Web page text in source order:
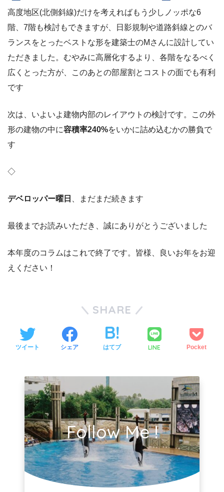
高度地区(北側斜線)だけを考えればもう少しノッポな6
階、7階も検討もできますが、日影規制や道路斜線とのバ
ランスをとったベストな形を建築士のMさんに設計してい
ただきました。むやみに高層化するより、各階をなるべく
広くとった方が、このあとの部屋割とコストの面でも有利
です
次は、いよいよ建物内部のレイアウトの検討です。この外
形の建物の中に容積率240%をいかに詰め込むかの勝負で
す
◇
デベロッパー曜日 、まだまだ続きます
最後までお読みいただき、誠にありがとうございました
本年度のコラムはこれで終了です。皆様、良いお年をお迎
えください！
SHARE
ツイート シェア はてブ LINE Pocket
Follow Me !